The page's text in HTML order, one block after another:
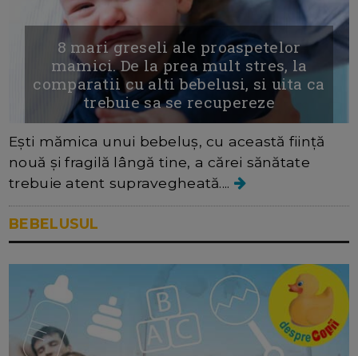
8 mari greseli ale proaspetelor
mamici. De la prea mult stres, la
comparatii cu alti bebelusi, si uita ca
trebuie sa se recupereze
Ești mămica unui bebeluș, cu această ființă
nouă și fragilă lângă tine, a cărei sănătate
trebuie atent supravegheată....
BEBELUSUL